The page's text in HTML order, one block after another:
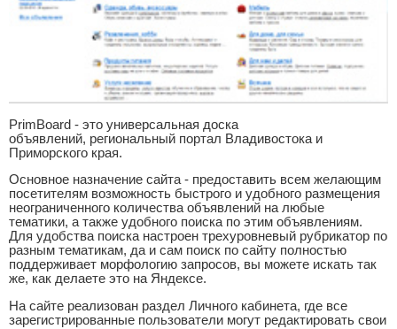
PrimBoard - это универсальная доска
объявлений, региональный портал Владивостока и
Приморского края.
Основное назначение сайта - предоставить всем желающим
посетителям возможность быстрого и удобного размещения
неограниченного количества объявлений на любые
тематики, а также удобного поиска по этим объявлениям.
Для удобства поиска настроен трехуровневый рубрикатор по
разным тематикам, да и сам поиск по сайту полностью
поддерживает морфологию запросов, вы можете искать так
же, как делаете это на Яндексе.
На сайте реализован раздел Личного кабинета, где все
зарегистрированные пользователи могут редактировать свои